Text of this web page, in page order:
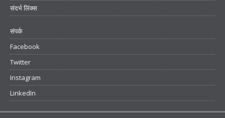
संदर्भ लिंक्स
संपर्क
Facebook
Twitter
Instagram
LinkedIn